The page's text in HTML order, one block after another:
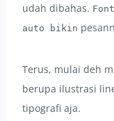
udah dibahas.
auto bikin
Terus, mulai deh
berupa ilustrasi
tipografi aja.